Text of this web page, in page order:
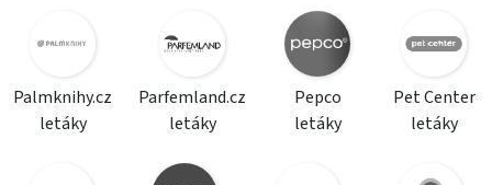
Palmknihy.cz
letáky
Parfemland.cz
letáky
Pepco
letáky
Pet Center
letáky